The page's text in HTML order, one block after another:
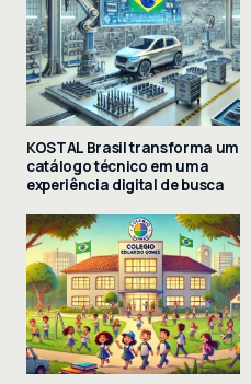
KOSTAL Brasil transforma um
catálogo técnico em uma
experiência digital de busca